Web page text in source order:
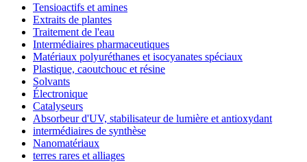
Tensioactifs et amines
Extraits de plantes
Traitement de l'eau
Intermédiaires pharmaceutiques
Matériaux polyuréthanes et isocyanates spéciaux
Plastique, caoutchouc et résine
Solvants
Électronique
Catalyseurs
Absorbeur d'UV, stabilisateur de lumière et antioxydant
intermédiaires de synthèse
Nanomatériaux
terres rares et alliages